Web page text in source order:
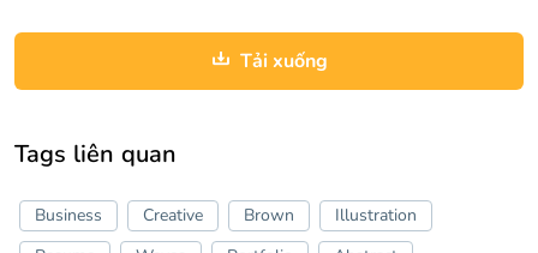
Tải xuống
Tags liên quan
Business Creative Brown
Illustration